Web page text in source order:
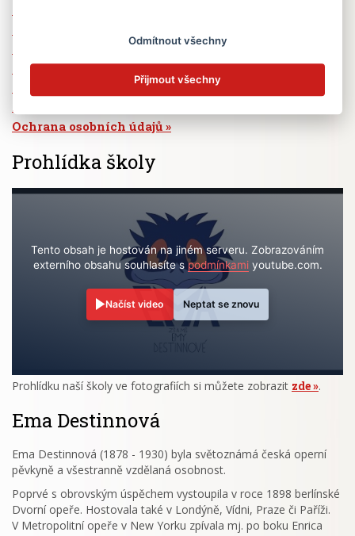
Dotace a granty
Volná pracovní místa
Zřizovatel školy (MČ Praha 6)
Ochrana osobních údajů
Prohlídka školy
Tento obsah je hostován na jiném serveru. Zobrazováním
externího obsahu souhlasíte spodmínkamiyoutube.com.
Načíst video Neptat se znovu
Prohlídku naší školy ve fotografiích si můžete zobrazit zde .
Ema Destinnová
Ema Destinnová (1878 - 1930) byla světoznámá česká operní
pěvkyně a všestranně vzdělaná osobnost.
Poprvé s obrovským úspěchem vystoupila v roce 1898 berlínské
Dvorní opeře. Hostovala také v Londýně, Vídni, Praze či Paříži.
V Metropolitní opeře v New Yorku zpívala mj. po boku Enrica
Odmítnout všechny
Přijmout všechny